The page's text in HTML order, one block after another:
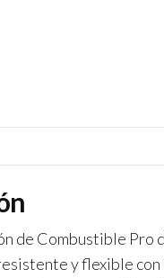
de Combustible Pro
y flexible